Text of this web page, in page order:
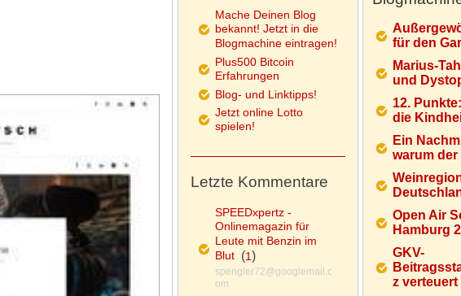
für den
Marius-
und
12.
die
Ein
warum der
Open Air
Hamburg
GKV-
z verteuert
Mache Deinen Blog
bekannt! Jetzt in die
Blogmachine eintragen!
Plus500 Bitcoin
Erfahrungen
Blog- und Linktipps!
Jetzt online Lotto
spielen!
Letzte Kommentare
SPEEDxpertz -
Onlinemagazin für
Leute mit Benzin im
Blut(1)
spengler72@googlemail.c
om